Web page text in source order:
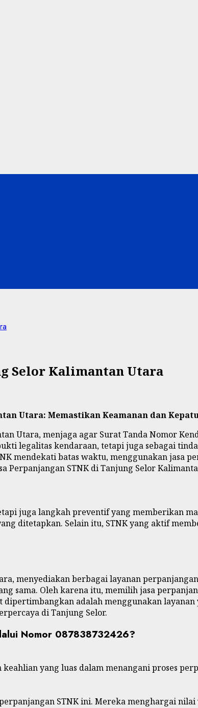
Selor Kalimantan Utara
Utara: Memastikan Keamanan dan
Utara, menjaga agar Surat Tanda Nomor
legalitas kendaraan, tetapi juga sebagai
mendekati batas waktu, menggunakan jasa
Perpanjangan STNK di Tanjung Selor
juga langkah preventif yang memberikan
ditetapkan. Selain itu, STNK yang aktif
menyediakan berbagai layanan
sama. Oleh karena itu, memilih jasa
adalah menggunakan
di Tanjung Selor.
Nomor 087838732426?
yang luas dalam menangani proses
STNK ini. Mereka menghargai